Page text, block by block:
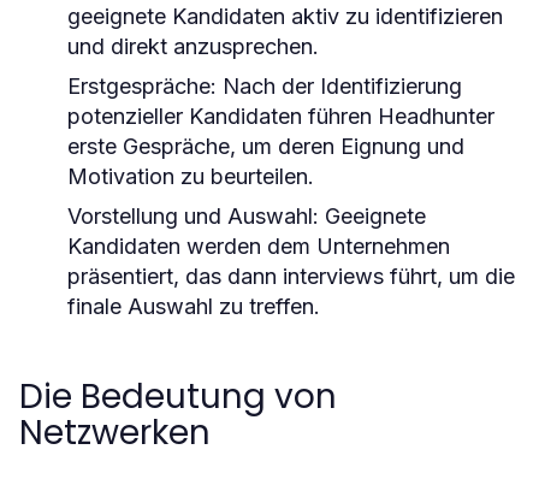
geeignete Kandidaten aktiv zu identifizieren
und direkt anzusprechen.
Erstgespräche: Nach der Identifizierung
potenzieller Kandidaten führen Headhunter
erste Gespräche, um deren Eignung und
Motivation zu beurteilen.
Vorstellung und Auswahl: Geeignete
Kandidaten werden dem Unternehmen
präsentiert, das dann interviews führt, um die
finale Auswahl zu treffen.
Die Bedeutung von
Netzwerken